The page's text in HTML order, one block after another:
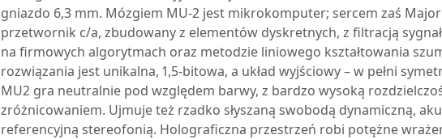
gniazdo 6,3 mm. Mózgiem MU-2 jest mikrokomputer; sercem zaś Major
przetwornik c/a, zbudowany z elementów dyskretnych, z filtracją
na firmowych algorytmach oraz metodzie liniowego kształtowania
rozwiązania jest unikalna, 1,5-bitowa, a układ wyjściowy – w pełni
MU2 gra neutralnie pod względem barwy, z bardzo wysoką
zróżnicowaniem. Ujmuje też rzadko słyszaną swobodą dynamiczną,
referencyjną stereofonią. Holograficzna przestrzeń robi potężne